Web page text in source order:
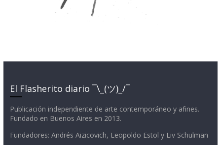
El Flasherito diario ¯\_(ツ)_/¯
Publicación independiente de arte contemporáneo y afines.
Fundado en Buenos Aires en 2013.
Fundadores: Andrés Aizicovich, Leopoldo Estol y Liv Schulman